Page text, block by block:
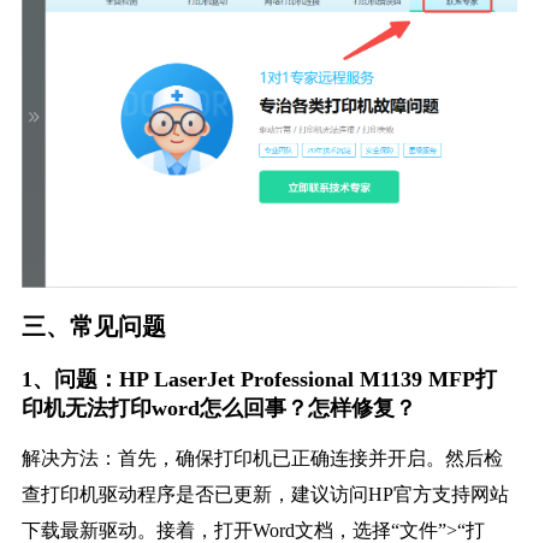
三、常见问题
1、问题：HP LaserJet Professional M1139 MFP打
印机无法打印word怎么回事？怎样修复？
解决方法：首先，确保打印机已正确连接并开启。然后检
查打印机驱动程序是否已更新，建议访问HP官方支持网站
下载最新驱动。接着，打开Word文档，选择“文件”>“打